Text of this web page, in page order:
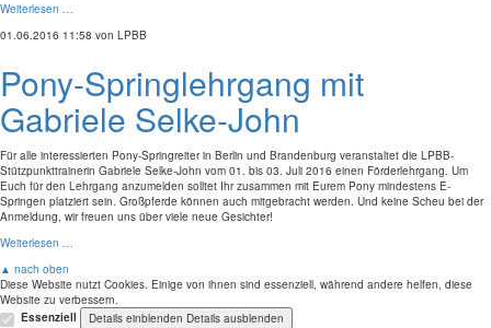
Weiterlesen …
01.06.2016 11:58 von LPBB
Pony-Springlehrgang mit
Gabriele Selke-John
Für alle interessierten Pony-Springreiter in Berlin und Brandenburg veranstaltet die LPBB-
Stützpunkttrainerin Gabriele Selke-John vom 01. bis 03. Juli 2016 einen Förderlehrgang. Um
Euch für den Lehrgang anzumelden solltet Ihr zusammen mit Eurem Pony mindestens E-
Springen platziert sein. Großpferde können auch mitgebracht werden. Und keine Scheu bei der
Anmeldung, wir freuen uns über viele neue Gesichter!
Weiterlesen …
▲ nach oben
Diese Website nutzt Cookies. Einige von ihnen sind essenziell, während andere helfen, diese
Website zu verbessern.
Essenziell
Details einblenden Details ausblenden